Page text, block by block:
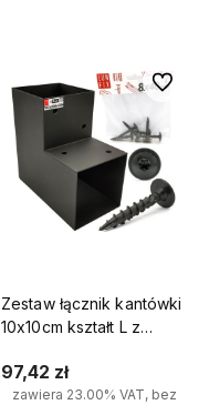
Zestaw łącznik kantówki
10x10cm kształt L z
97,42 zł
zawiera 23.00% VAT, bez
Do